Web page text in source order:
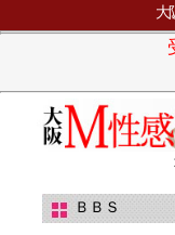
大
ＢＢＳ